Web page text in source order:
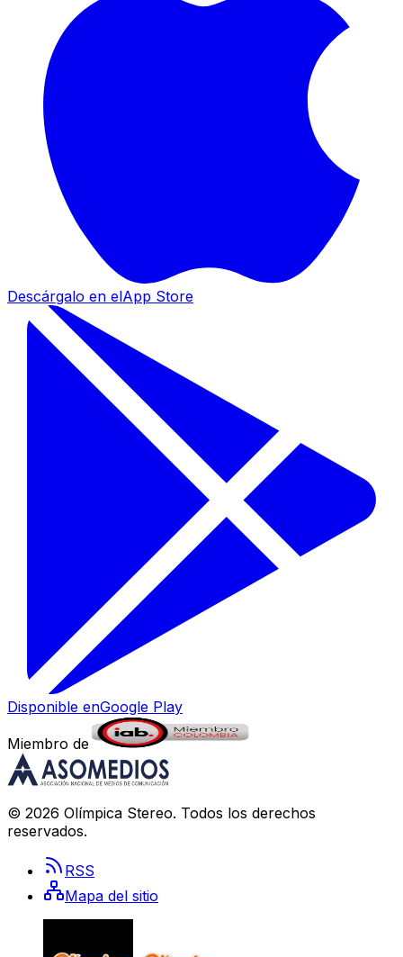
Descárgalo en elApp Store
Disponible enGoogle Play
Miembro de
© 2026 Olímpica Stereo. Todos los derechos
reservados.
RSS
Mapa del sitio